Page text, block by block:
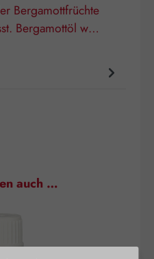
Bergamottfrüchte
Bergamottöl w…
auch …